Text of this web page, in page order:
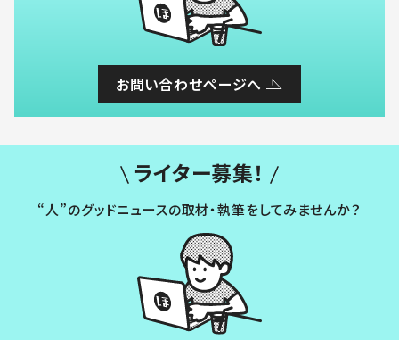
お問い合わせページへ
ライター募集！
“人”のグッドニュースの取材・執筆をしてみませんか？